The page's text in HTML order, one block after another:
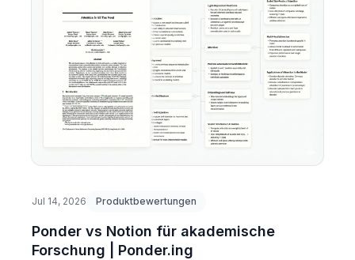
Jul 14, 2026 Produktbewertungen
Ponder vs Notion für akademische
Forschung | Ponder.ing